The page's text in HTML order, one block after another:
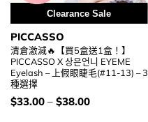
Clearance Sale
PICCASSO
清倉激減🔥【買5盒送1盒！】
PICCASSO X 상은언니 EYEME
Eyelash – 上假眼睫毛(#11-13) – 3
種選擇
價
錢：
$33.00– $38.00